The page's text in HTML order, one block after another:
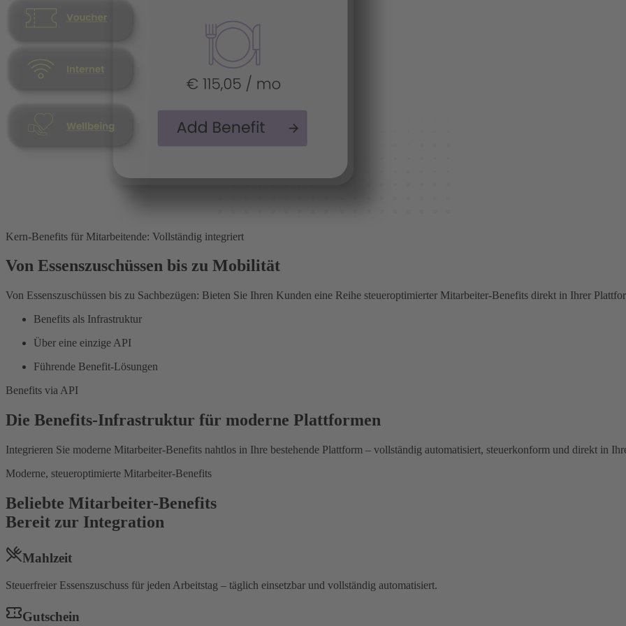
Kern-Benefits für Mitarbeitende: Vollständig integriert
Von Essenszu­schüssen bis zu Mobilität
Von Essenszuschüssen bis zu Sachbezügen: Bieten Sie Ihren Kunden eine Reihe steueroptimierter Mitarbeiter-Benefits direkt in Ihrer
Benefits als Infrastruktur
Über eine einzige API
Führende Benefit-Lösungen
Benefits via API
Die Benefits-Infrastruktur für moderne Plattformen
Integrieren Sie moderne Mitarbeiter-Benefits nahtlos in Ihre bestehende Plattform – vollständig automatisiert, steuerkonform und direkt in
Moderne, steueroptimierte Mitarbeiter-Benefits
Beliebte Mitarbeiter-Benefits
Bereit zur Integration
Mahlzeit
Steuerfreier Essenszuschuss für jeden Arbeitstag – täglich einsetzbar und vollständig automatisiert.
Gutschein